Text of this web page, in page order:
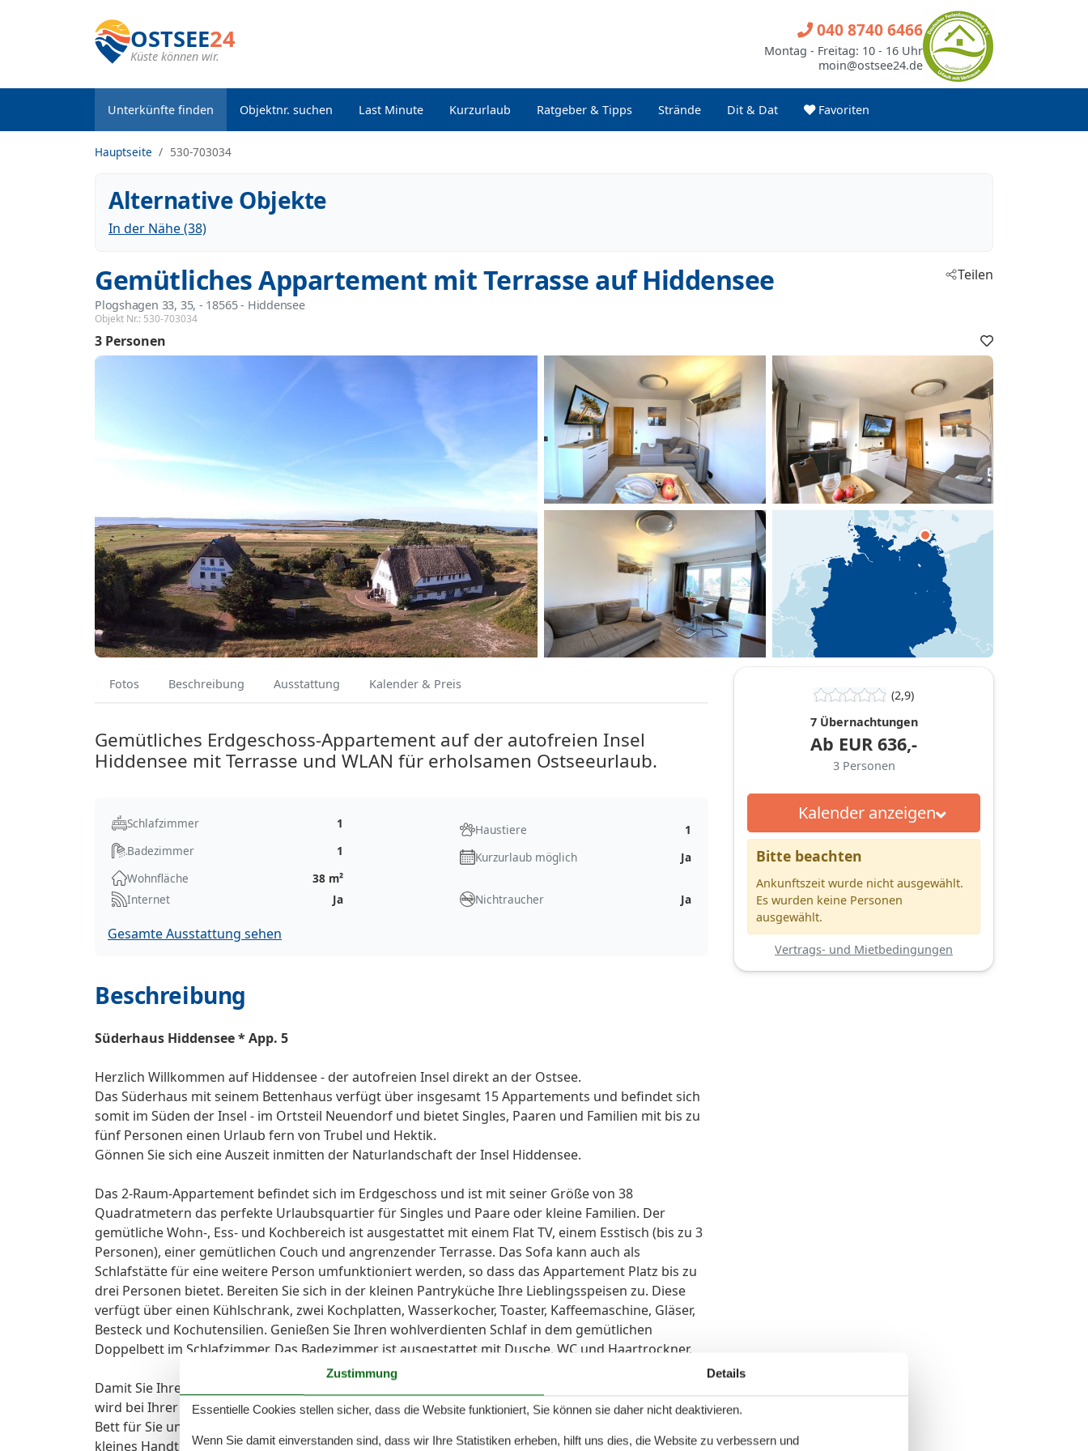
OSTSEE24
Küste können wir.
Unterkünfte finden Objektnr. suchen Last Minute Kurzurlaub Ratgeber & Tipps Strände Dit & Dat Favoriten
040 8740 6466
Montag - Freitag: 10 - 16 Uhr
moin@ostsee24.de
Hauptseite 530-703034
Alternative Objekte
In der Nähe (38)
Gemütliches Appartement mit Terrasse auf Hiddensee
Plogshagen 33, 35, - 18565 - Hiddensee
Objekt Nr.: 530-703034
Teilen
3 Personen
Fotos Beschreibung Ausstattung Kalender & Preis
Gemütliches Erdgeschoss-Appartement auf der autofreien Insel
Hiddensee mit Terrasse und WLAN für erholsamen Ostseeurlaub.
Schlafzimmer
1
Badezimmer
1
Wohnfläche
38 m²
Haustiere
1
Kurzurlaub möglich
Ja
Internet Ja Nichtraucher Ja
Gesamte Ausstattung sehen
Beschreibung
Süderhaus Hiddensee * App. 5
Herzlich Willkommen auf Hiddensee - der autofreien Insel direkt an der Ostsee.
Das Süderhaus mit seinem Bettenhaus verfügt über insgesamt 15 Appartements und befindet sich
somit im Süden der Insel - im Ortsteil Neuendorf und bietet Singles, Paaren und Familien mit bis zu
fünf Personen einen Urlaub fern von Trubel und Hektik.
Gönnen Sie sich eine Auszeit inmitten der Naturlandschaft der Insel Hiddensee.
Das 2-Raum-Appartement befindet sich im Erdgeschoss und ist mit seiner Größe von 38
Quadratmetern das perfekte Urlaubsquartier für Singles und Paare oder kleine Familien. Der
gemütliche Wohn-, Ess- und Kochbereich ist ausgestattet mit einem Flat TV, einem Esstisch (bis zu 3
Personen), einer gemütlichen Couch und angrenzender Terrasse. Das Sofa kann auch als
Schlafstätte für eine weitere Person umfunktioniert werden, so dass das Appartement Platz bis zu
drei Personen bietet. Bereiten Sie sich in der kleinen Pantryküche Ihre Lieblingsspeisen zu. Diese
verfügt über einen Kühlschrank, zwei Kochplatten, Wasserkocher, Toaster, Kaffeemaschine, Gläser,
Besteck und Kochutensilien. Genießen Sie Ihren wohlverdienten Schlaf in dem gemütlichen
Doppelbett im Schlafzimmer. Das Badezimmer ist ausgestattet mit Dusche, WC und Haartrockner.
Damit Sie Ihre wohlverdiente Urlaubszeit bereits am Anreisetag in vollen Zügen genießen können,
wird bei Ihrer Buchung automatisch ein Wäschepaket für Sie hinzugebucht. In diesem Fall ist das
Bett für Sie und das für Ihre lieben Mitreisenden bereits bezogen und ein Duschtuch sowie ein
kleines Handtuch liegen bereit.
(2,9)
7 Übernachtungen
Ab EUR 636,-
3 Personen
Kalender anzeigen
Bitte beachten
Ankunftszeit wurde nicht ausgewählt.
Es wurden keine Personen
ausgewählt.
Vertrags- und Mietbedingungen
Zustimmung Details
Essentielle Cookies stellen sicher, dass die Website funktioniert, Sie können sie daher nicht deaktivieren.
Wenn Sie damit einverstanden sind, dass wir Ihre Statistiken erheben, hilft uns dies, die Website zu verbessern und